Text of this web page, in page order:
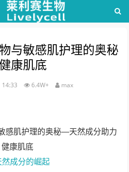
与敏感肌护理的奥秘
康肌底
14:33 6.4W+ max
成分的崛起